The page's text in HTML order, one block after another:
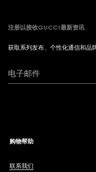
注册以接收GUCCI最新资讯
获取系列发布、个性化通信和品
电子邮件
购物帮助
联系我们